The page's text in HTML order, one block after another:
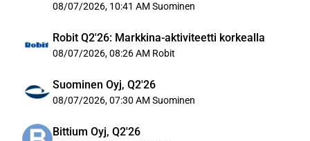
08/07/2026, 10:41 AM Suominen
Robit Q2'26: Markkina-aktiviteetti korkealla
08/07/2026, 08:26 AM Robit
Suominen Oyj, Q2'26
08/07/2026, 07:30 AM Suominen
Bittium Oyj, Q2'26